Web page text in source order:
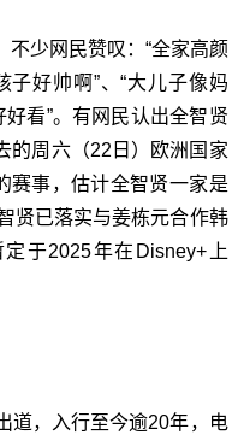
少网民赞叹：“全家高颜
子好帅啊”、“大儿子像妈
看”。有网民认出全智贤
的周六（22日）欧洲国家
赛事，估计全智贤一家是
贤已落实与姜栋元合作韩
于2025年在Disney+上
道，入行至今逾20年，电